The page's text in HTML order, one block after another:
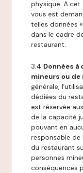
physique. A cet
vous est
telles données
dans le cadre
restaurant.
3.4 Données
mineurs ou
générale,
dédiées du
est réservée
de la capacité
pouvant en
responsable de
du restaurant
personnes
conséquences